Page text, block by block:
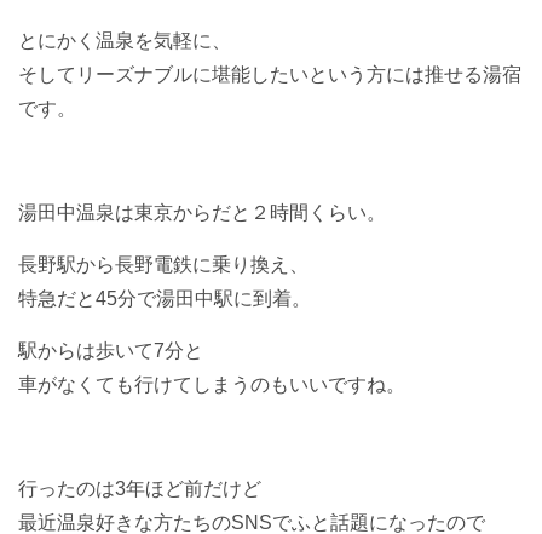
とにかく温泉を気軽に、
そしてリーズナブルに堪能したいという方には推せる湯宿
です。
湯田中温泉は東京からだと２時間くらい。
長野駅から長野電鉄に乗り換え、
特急だと45分で湯田中駅に到着。
駅からは歩いて7分と
車がなくても行けてしまうのもいいですね。
行ったのは3年ほど前だけど
最近温泉好きな方たちのSNSでふと話題になったので